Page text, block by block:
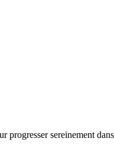
progresser sereinement